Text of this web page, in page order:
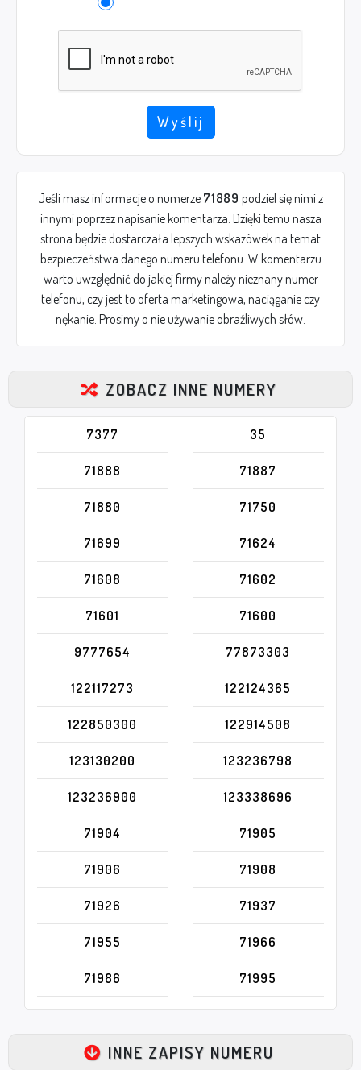
Wyślij
Jeśli masz informacje o numerze 71889 podziel się nimi z
innymi poprzez napisanie komentarza. Dzięki temu nasza
strona będzie dostarczała lepszych wskazówek na temat
bezpieczeństwa danego numeru telefonu. W komentarzu
warto uwzględnić do jakiej firmy należy nieznany numer
telefonu, czy jest to oferta marketingowa, naciąganie czy
nękanie. Prosimy o nie używanie obraźliwych słów.
ZOBACZ INNE NUMERY
7377 35
71888 71887
71880 71750
71699 71624
71608 71602
71601 71600
9777654 77873303
122117273 122124365
122850300 122914508
123130200 123236798
123236900 123338696
71904 71905
71906 71908
71926 71937
71955 71966
71986 71995
INNE ZAPISY NUMERU